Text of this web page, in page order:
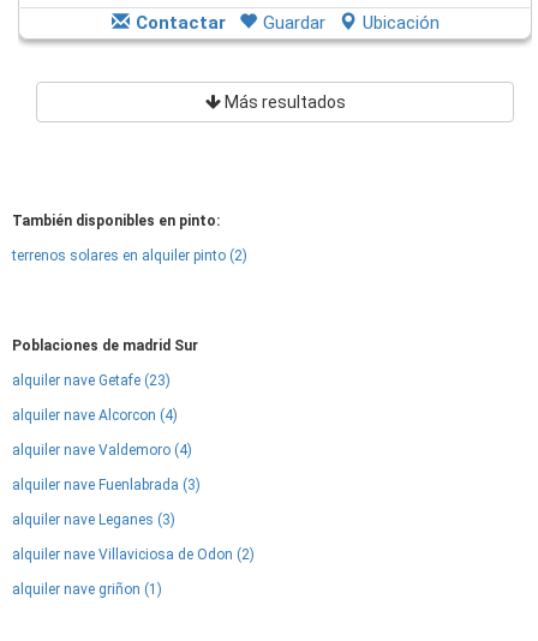
Contactar Guardar Ubicación
Más resultados
También disponibles en pinto:
terrenos solares en alquiler pinto (2)
Poblaciones de madrid Sur
alquiler nave Getafe (23)
alquiler nave Alcorcon (4)
alquiler nave Valdemoro (4)
alquiler nave Fuenlabrada (3)
alquiler nave Leganes (3)
alquiler nave Villaviciosa de Odon (2)
alquiler nave griñon (1)